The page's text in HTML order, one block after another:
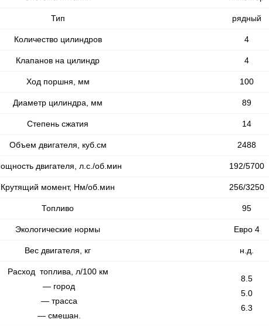
Тип рядный
Количество цилиндров 4
Клапанов на цилиндр 4
Ход поршня, мм 100
Диаметр цилиндра, мм 89
Степень сжатия 14
Объем двигателя, куб.см 2488
двигателя, л.с./об.мин 192/5700
Крутящий момент, Нм/об.мин 256/3250
Топливо 95
Экологические нормы Евро 4
Вес двигателя, кг н.д.
Расход топлива, л/100 км
— город
— трасса
— смешан.
8.5
5.0
6.3